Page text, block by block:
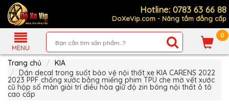
Hotline: 0783 63 66 88
DoXeVip.com - Nâng tầm đẳng cấp
MENU
0
Giới
Thiệu
Sản
Phẩm
Hướng
Dẫn
Trang chủ
KIA
Dán decal trong suốt bảo vệ nội thất xe KIA CARENS 2022
2023 PPF chống xước bằng miếng phim TPU che mờ vết xước
cũ hộp số màn giải trí điều hòa giữ độ zin bóng nội thất ô tô
cao cấp